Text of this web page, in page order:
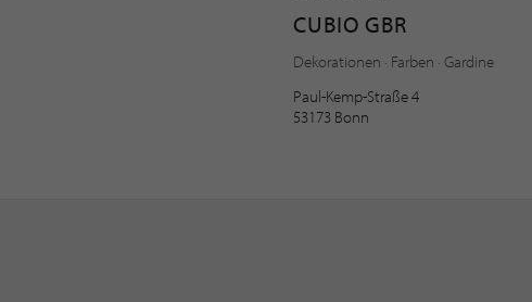
CUBIO GBR
Dekorationen · Farben · Gardine
Paul-Kemp-Straße 4
53173 Bonn